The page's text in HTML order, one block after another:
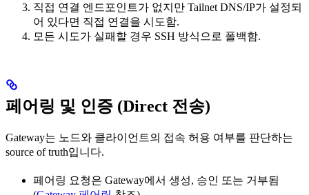
직접 연결 엔드포인트가 없지만 Tailnet DNS/IP가 설정되
어 있다면 직접 연결을 시도함.
모든 시도가 실패할 경우 SSH 방식으로 폴백함.
페어링 및 인증 (Direct 전송)
Gateway는 노드와 클라이언트의 접속 허용 여부를 판단하는
source of truth입니다.
페어링 요청은 Gateway에서 생성, 승인 또는 거부됨